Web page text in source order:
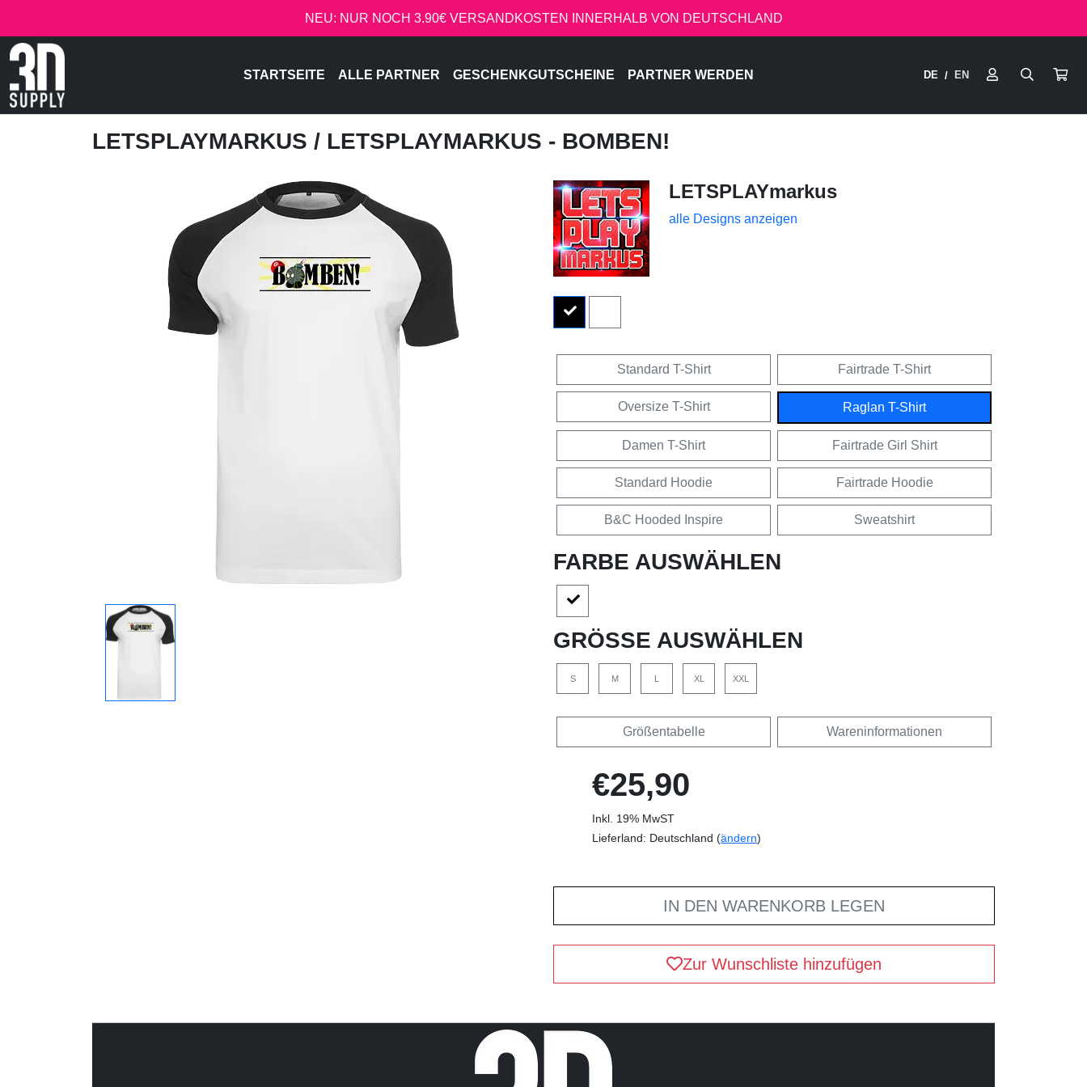
NEU: NUR NOCH 3.90€ VERSANDKOSTEN INNERHALB VON DEUTSCHLAND
STARTSEITE ALLE PARTNER GESCHENKGUTSCHEINE PARTNER WERDEN DE / EN
LETSPLAYMARKUS / LETSPLAYMARKUS - BOMBEN!
LETSPLAYmarkus
alle Designs anzeigen
Standard T-Shirt Fairtrade T-Shirt
Oversize T-Shirt Raglan T-Shirt
Damen T-Shirt Fairtrade Girl Shirt
Standard Hoodie Fairtrade Hoodie
B&C Hooded Inspire Sweatshirt
FARBE AUSWÄHLEN
GRÖSSE AUSWÄHLEN
S M L XL XXL
Größentabelle Wareninformationen
€25,90
Inkl. 19% MwST
Lieferland: Deutschland (ändern)
IN DEN WARENKORB LEGEN
Zur Wunschliste hinzufügen